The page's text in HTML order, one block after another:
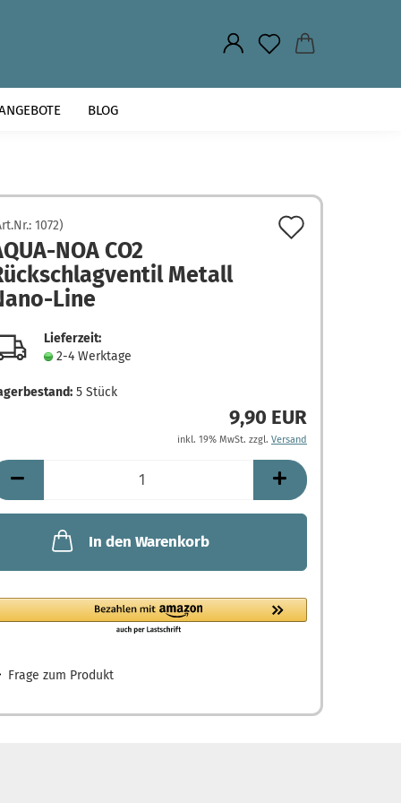
BLOG
1072)
NOA CO2
Metall
Line
Lieferzeit:
2-4 Werktage
5 Stück
9,90 EUR
inkl. 19% MwSt. zzgl. Versand
In den Warenkorb
Frage zum Produkt